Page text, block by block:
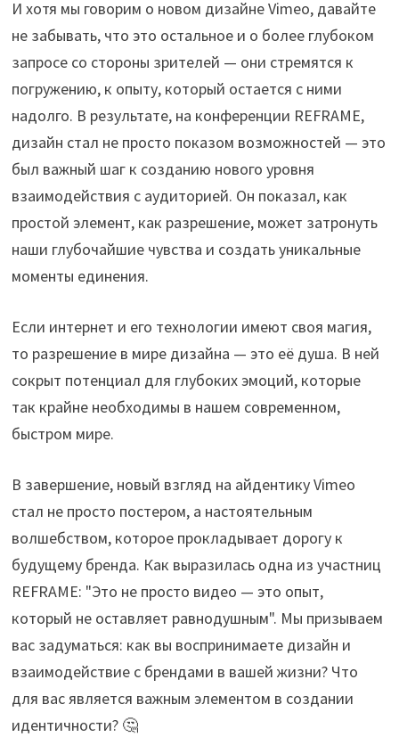
И хотя мы говорим о новом дизайне Vimeo, давайте
не забывать, что это остальное и о более глубоком
запросе со стороны зрителей — они стремятся к
погружению, к опыту, который остается с ними
надолго. В результате, на конференции REFRAME,
дизайн стал не просто показом возможностей — это
был важный шаг к созданию нового уровня
взаимодействия с аудиторией. Он показал, как
простой элемент, как разрешение, может затронуть
наши глубочайшие чувства и создать уникальные
моменты единения.
Если интернет и его технологии имеют своя магия,
то разрешение в мире дизайна — это её душа. В ней
сокрыт потенциал для глубоких эмоций, которые
так крайне необходимы в нашем современном,
быстром мире.
В завершение, новый взгляд на айдентику Vimeo
стал не просто постером, а настоятельным
волшебством, которое прокладывает дорогу к
будущему бренда. Как выразилась одна из участниц
REFRAME: "Это не просто видео — это опыт,
который не оставляет равнодушным". Мы призываем
вас задуматься: как вы воспринимаете дизайн и
взаимодействие с брендами в вашей жизни? Что
для вас является важным элементом в создании
идентичности? 🤔